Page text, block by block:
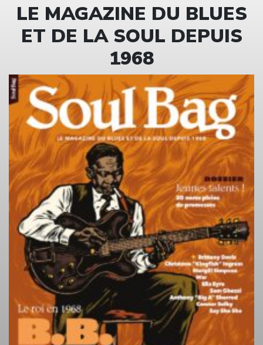
LE MAGAZINE DU BLUES
ET DE LA SOUL DEPUIS
1968